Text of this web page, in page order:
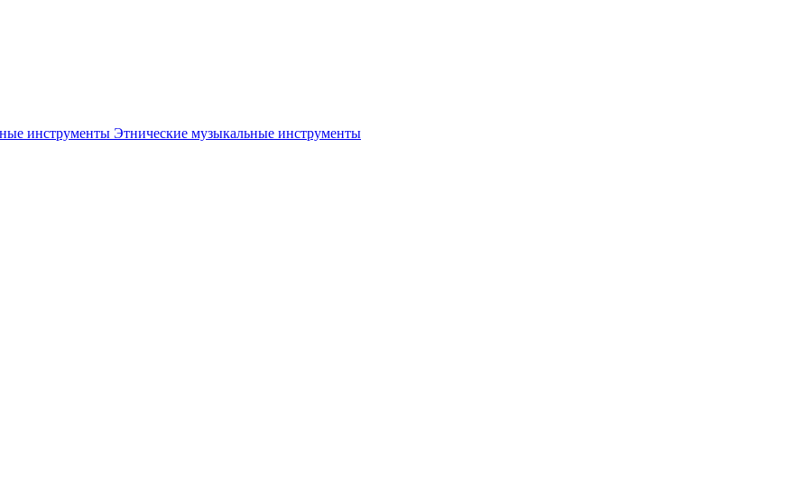
Этнические музыкальные инструменты